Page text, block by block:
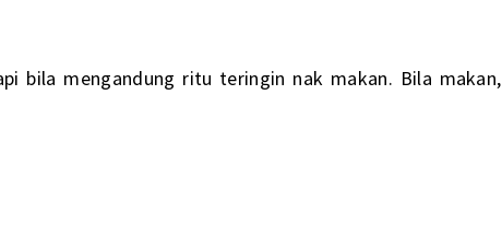
bila mengandung ritu teringin nak makan. Bila makan,